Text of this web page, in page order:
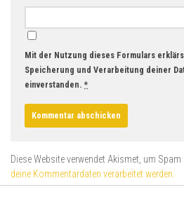
Mit der Nutzung dieses Formulars
Speicherung und Verarbeitung deiner
einverstanden. *
Diese Website verwendet Akismet, um Spam
deine Kommentardaten verarbeitet werden.